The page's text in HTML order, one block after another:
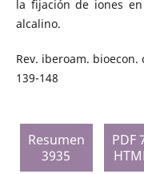
la fijación de iones
alcalino.
Rev. iberoam.
139-148
Resumen
3935
PDF